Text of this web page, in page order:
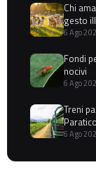
Chi
gesto
6 Ago
Fondi
nocivi
6 Ago
Treni
6 Ago